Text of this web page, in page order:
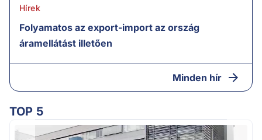
Hírek
Folyamatos az export-import az ország
áramellátást illetően
Minden hír
TOP 5